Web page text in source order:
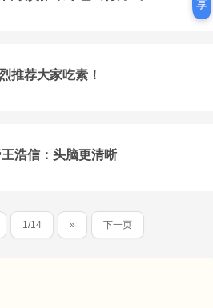
推荐大家吃素！
浩信：头脑更清晰
1/14 » 下一页
享